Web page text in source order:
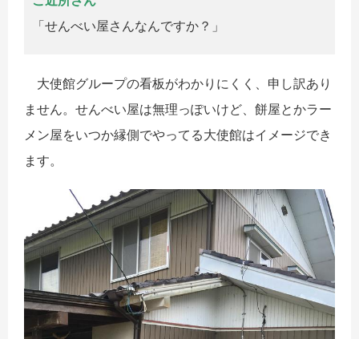
「せんべい屋さんなんですか？」
大使館グループの看板がわかりにくく、申し訳あり
ません。せんべい屋は無理っぽいけど、餅屋とかラー
メン屋をいつか縁側でやってる大使館はイメージでき
ます。